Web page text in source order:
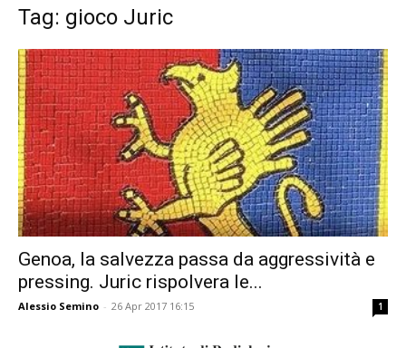
Tag: gioco Juric
Genoa, la salvezza passa da aggressività e
pressing. Juric rispolvera le...
Alessio Semino - 26 Apr 2017 16:15 1